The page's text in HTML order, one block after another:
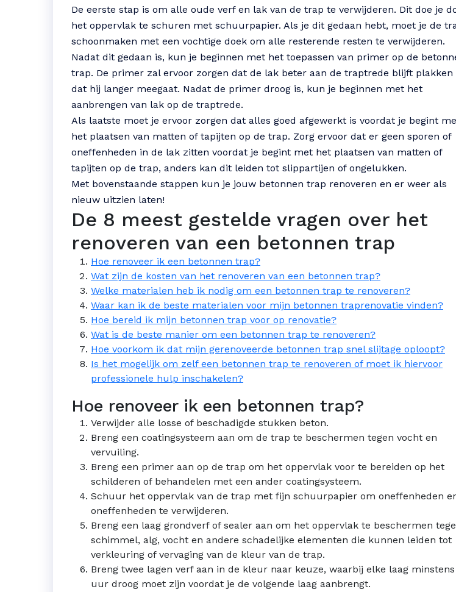
De eerste stap is om alle oude verf en lak van de trap te verwijderen. Dit doe je
het oppervlak te schuren met schuurpapier. Als je dit gedaan hebt, moet je de
schoonmaken met een vochtige doek om alle resterende resten te verwijderen.
Nadat dit gedaan is, kun je beginnen met het toepassen van primer op de
trap. De primer zal ervoor zorgen dat de lak beter aan de traptrede blijft plakken
dat hij langer meegaat. Nadat de primer droog is, kun je beginnen met het
aanbrengen van lak op de traptrede.
Als laatste moet je ervoor zorgen dat alles goed afgewerkt is voordat je begint
het plaatsen van matten of tapijten op de trap. Zorg ervoor dat er geen sporen of
oneffenheden in de lak zitten voordat je begint met het plaatsen van matten of
tapijten op de trap, anders kan dit leiden tot slippartijen of ongelukken.
Met bovenstaande stappen kun je jouw betonnen trap renoveren en er weer als
nieuw uitzien laten!
De 8 meest gestelde vragen over het
renoveren van een betonnen trap
Hoe renoveer ik een betonnen trap?
Wat zijn de kosten van het renoveren van een betonnen trap?
Welke materialen heb ik nodig om een betonnen trap te renoveren?
Waar kan ik de beste materialen voor mijn betonnen traprenovatie vinden?
Hoe bereid ik mijn betonnen trap voor op renovatie?
Wat is de beste manier om een betonnen trap te renoveren?
Hoe voorkom ik dat mijn gerenoveerde betonnen trap snel slijtage oploopt?
Is het mogelijk om zelf een betonnen trap te renoveren of moet ik hiervoor
professionele hulp inschakelen?
Hoe renoveer ik een betonnen trap?
Verwijder alle losse of beschadigde stukken beton.
Breng een coatingsysteem aan om de trap te beschermen tegen vocht en
vervuiling.
Breng een primer aan op de trap om het oppervlak voor te bereiden op het
schilderen of behandelen met een ander coatingsysteem.
Schuur het oppervlak van de trap met fijn schuurpapier om oneffenheden
oneffenheden te verwijderen.
Breng een laag grondverf of sealer aan om het oppervlak te beschermen
schimmel, alg, vocht en andere schadelijke elementen die kunnen leiden tot
verkleuring of vervaging van de kleur van de trap.
Breng twee lagen verf aan in de kleur naar keuze, waarbij elke laag
uur droog moet zijn voordat je de volgende laag aanbrengt.